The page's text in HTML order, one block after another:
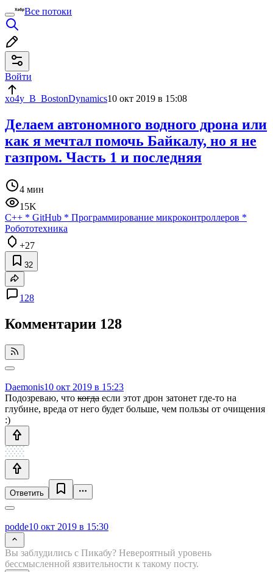
Все потоки
Войти
xo4y_B_BostonDynamics10 окт 2019 в 15:08
Делаем автономного водного дрона или
как я мечтал помочь Байкалу, но я не
газпром. Часть 1 и последняя
4 мин
15K
C++ * GitHub * Программирование микроконтроллеров *
Робототехника
+27
32
128
Комментарии 128
Daemonis10 окт 2019 в 15:23
Подозреваю, что когда если этот дрон затонет где-то на
глубине, вреда от него будет больше, чем пользы от очищения
:)
Ответить
podde10 окт 2019 в 15:30
Вы заблудились с Пикабу? Невероятный уровень
бессмысленной язвительности к такому посту.